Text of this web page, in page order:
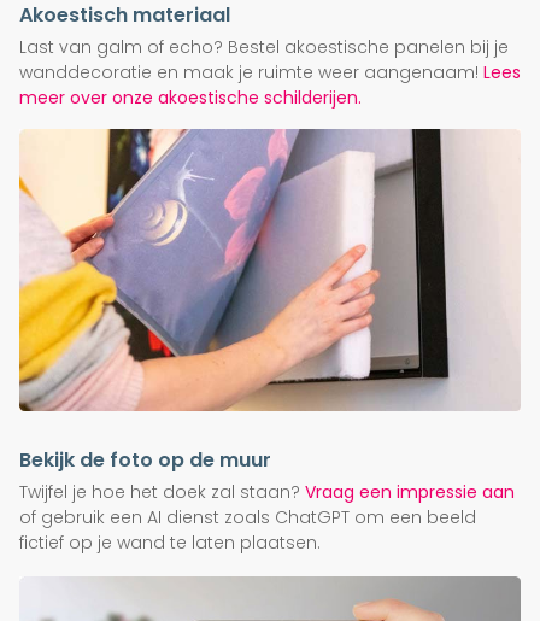
Akoestisch materiaal
Last van galm of echo? Bestel akoestische panelen bij je
wanddecoratie en maak je ruimte weer aangenaam! Lees
meer over onze akoestische schilderijen.
Bekijk de foto op de muur
Twijfel je hoe het doek zal staan? Vraag een impressie aan
of gebruik een AI dienst zoals ChatGPT om een beeld
fictief op je wand te laten plaatsen.